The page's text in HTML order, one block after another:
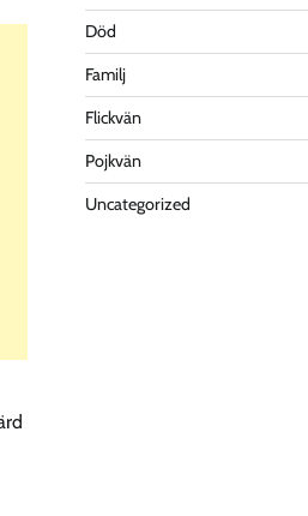
Död
Familj
Flickvän
Pojkvän
Uncategorized